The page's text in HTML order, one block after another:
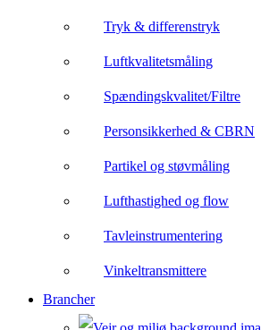
Tryk & differenstryk
Luftkvalitetsmåling
Spændingskvalitet/Filtre
Personsikkerhed & CBRN
Partikel og støvmåling
Lufthastighed og flow
Tavleinstrumentering
Vinkeltransmittere
Brancher